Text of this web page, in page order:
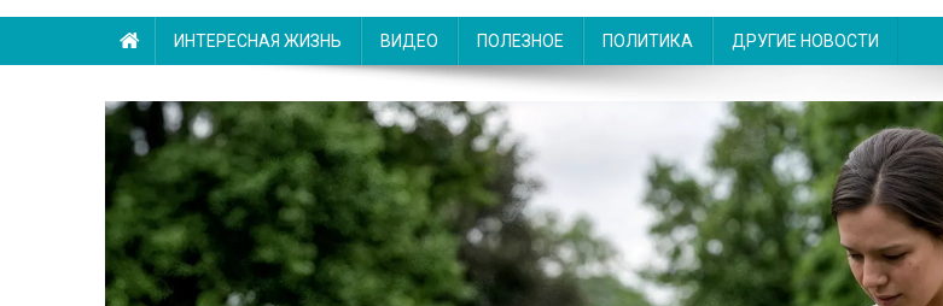
ИНТЕРЕСНАЯ ЖИЗНЬ ВИДЕО ПОЛЕЗНОЕ ПОЛИТИКА ДРУГИЕ НОВОСТИ